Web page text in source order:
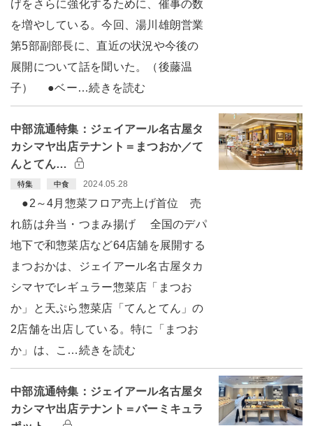
げをさらに強化するために、催事の数
を増やしている。今回、湯川雄朗営業
第5部副部長に、直近の状況や今後の
展開について話を聞いた。（後藤温
子） ●ベー…続きを読む
中部流通特集：ジェイアール名古屋タ
カシマヤ出店テナント＝まつおか／て
んとてん…
特集 中食 2024.05.28
●2～4月惣菜フロア売上げ首位 売
れ筋は弁当・つまみ揚げ 全国のデパ
地下で和惣菜店など64店舖を展開する
まつおかは、ジェイアール名古屋タカ
シマヤでレギュラー惣菜店「まつお
か」と天ぷら惣菜店「てんとてん」の
2店舗を出店している。特に「まつお
か」は、こ…続きを読む
中部流通特集：ジェイアール名古屋タ
カシマヤ出店テナント＝バーミキュラ